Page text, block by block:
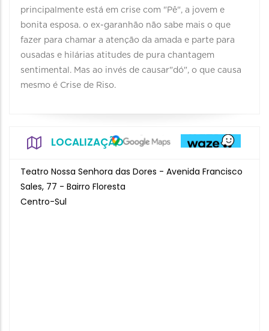
principalmente está em crise com "Pê", a jovem e
bonita esposa. o ex-garanhão não sabe mais o que
fazer para chamar a atenção da amada e parte para
ousadas e hilárias atitudes de pura chantagem
sentimental. Mas ao invés de causar"dó", o que causa
mesmo é Crise de Riso.
LOCALIZAÇÃO
Teatro Nossa Senhora das Dores - Avenida Francisco
Sales, 77 - Bairro Floresta
Centro-Sul